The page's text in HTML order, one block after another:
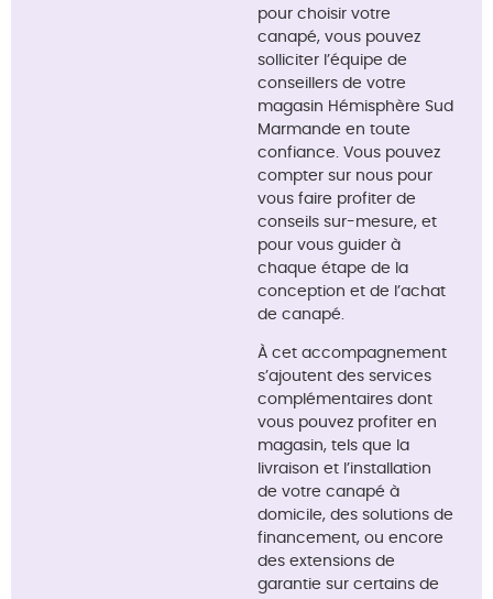
pour choisir votre
canapé, vous pouvez
solliciter l’équipe de
conseillers de votre
magasin Hémisphère Sud
Marmande en toute
confiance. Vous pouvez
compter sur nous pour
vous faire profiter de
conseils sur-mesure, et
pour vous guider à
chaque étape de la
conception et de l’achat
de canapé.
À cet accompagnement
s’ajoutent des services
complémentaires dont
vous pouvez profiter en
magasin, tels que la
livraison et l’installation
de votre canapé à
domicile, des solutions de
financement, ou encore
des extensions de
garantie sur certains de